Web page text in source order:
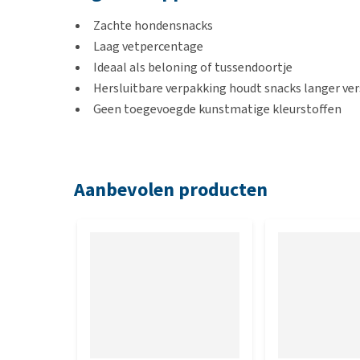
Zachte hondensnacks
Laag vetpercentage
Ideaal als beloning of tussendoortje
Hersluitbare verpakking houdt snacks langer
Geen toegevoegde kunstmatige kleurstoffen
Wild zwijn
Aanbevolen producten